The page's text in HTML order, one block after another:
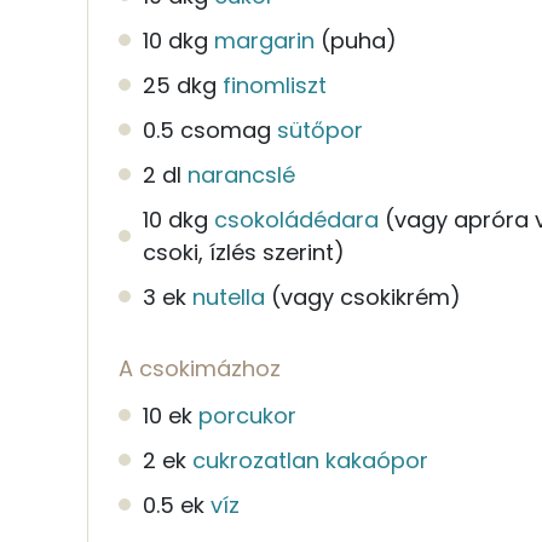
10 dkg margarin (puha)
25 dkg finomliszt
0.5 csomag sütőpor
2 dl narancslé
10 dkg csokoládédara (vagy apróra
csoki, ízlés szerint)
3 ek nutella (vagy csokikrém)
A csokimázhoz
10 ek porcukor
2 ek cukrozatlan kakaópor
0.5 ek víz